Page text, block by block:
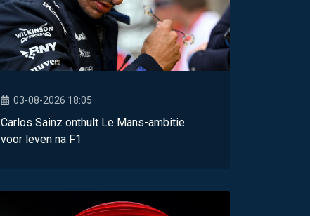
03-08-2026 18:05
Carlos Sainz onthult Le Mans-ambitie
voor leven na F1